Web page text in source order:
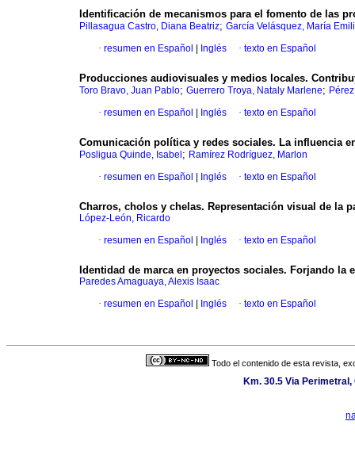
Identificación de mecanismos para el fomento de las
Pillasagua Castro, Diana Beatriz; García Velásquez, María
· resumen en Español Inglés · texto en Español
Producciones audiovisuales y medios locales.
Toro Bravo, Juan Pablo; Guerrero Troya, Nataly Marlene;
· resumen en Español Inglés · texto en Español
Comunicación política y redes sociales. La influencia
Posligua Quinde, Isabel ; Ramírez Rodríguez, Marlon
· resumen en Español Inglés · texto en Español
Charros, cholos y chelas. Representación visual de la
López-León, Ricardo
· resumen en Español Inglés · texto en Español
Identidad de marca en proyectos sociales. Forjando la
Paredes Amaguaya, Alexis Isaac
· resumen en Español Inglés · texto en Español
Todo el contenido de esta revista,
Km. 30.5 Via